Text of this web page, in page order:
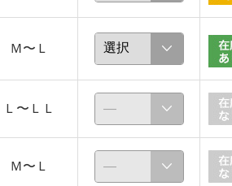
Ｍ〜Ｌ
Ｌ〜ＬＬ
Ｍ〜Ｌ